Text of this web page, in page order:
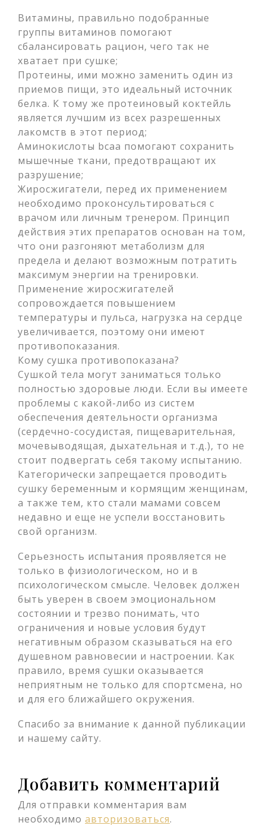
Витамины, правильно подобранные
группы витаминов помогают
сбалансировать рацион, чего так не
хватает при сушке;
Протеины, ими можно заменить один из
приемов пищи, это идеальный источник
белка. К тому же протеиновый коктейль
является лучшим из всех разрешенных
лакомств в этот период;
Аминокислоты bcaa помогают сохранить
мышечные ткани, предотвращают их
разрушение;
Жиросжигатели, перед их применением
необходимо проконсультироваться с
врачом или личным тренером. Принцип
действия этих препаратов основан на том,
что они разгоняют метаболизм для
предела и делают возможным потратить
максимум энергии на тренировки.
Применение жиросжигателей
сопровождается повышением
температуры и пульса, нагрузка на сердце
увеличивается, поэтому они имеют
противопоказания.
Кому сушка противопоказана?
Сушкой тела могут заниматься только
полностью здоровые люди. Если вы имеете
проблемы с какой-либо из систем
обеспечения деятельности организма
(сердечно-сосудистая, пищеварительная,
мочевыводящая, дыхательная и т.д.), то не
стоит подвергать себя такому испытанию.
Категорически запрещается проводить
сушку беременным и кормящим женщинам,
а также тем, кто стали мамами совсем
недавно и еще не успели восстановить
свой организм.
Серьезность испытания проявляется не
только в физиологическом, но и в
психологическом смысле. Человек должен
быть уверен в своем эмоциональном
состоянии и трезво понимать, что
ограничения и новые условия будут
негативным образом сказываться на его
душевном равновесии и настроении. Как
правило, время сушки оказывается
неприятным не только для спортсмена, но
и для его ближайшего окружения.
Спасибо за внимание к данной публикации
и нашему сайту.
Добавить комментарий
Для отправки комментария вам
необходимо авторизоваться.